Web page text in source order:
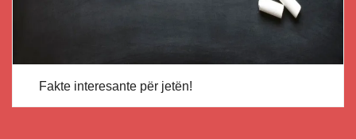
Fakte interesante për jetën!